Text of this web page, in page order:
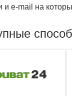
e-mail на